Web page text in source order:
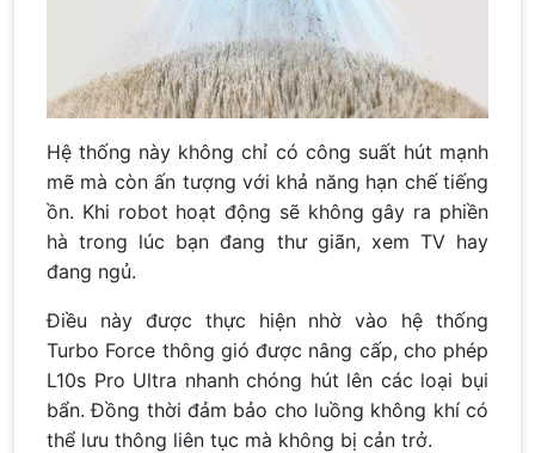
Hệ thống này không chỉ có công suất hút mạnh
mẽ mà còn ấn tượng với khả năng hạn chế tiếng
ồn. Khi robot hoạt động sẽ không gây ra phiền
hà trong lúc bạn đang thư giãn, xem TV hay
đang ngủ.
Điều này được thực hiện nhờ vào hệ thống
Turbo Force thông gió được nâng cấp, cho phép
L10s Pro Ultra nhanh chóng hút lên các loại bụi
bẩn. Đồng thời đảm bảo cho luồng không khí có
thể lưu thông liên tục mà không bị cản trở.